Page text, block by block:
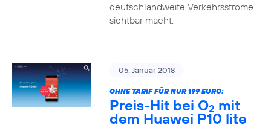
deutschlandweite Verkehrsströme
sichtbar macht.
05. Januar 2018
OHNE TARIF FÜR NUR 199 EURO:
Preis-Hit bei O2 mit
dem Huawei P10 lite